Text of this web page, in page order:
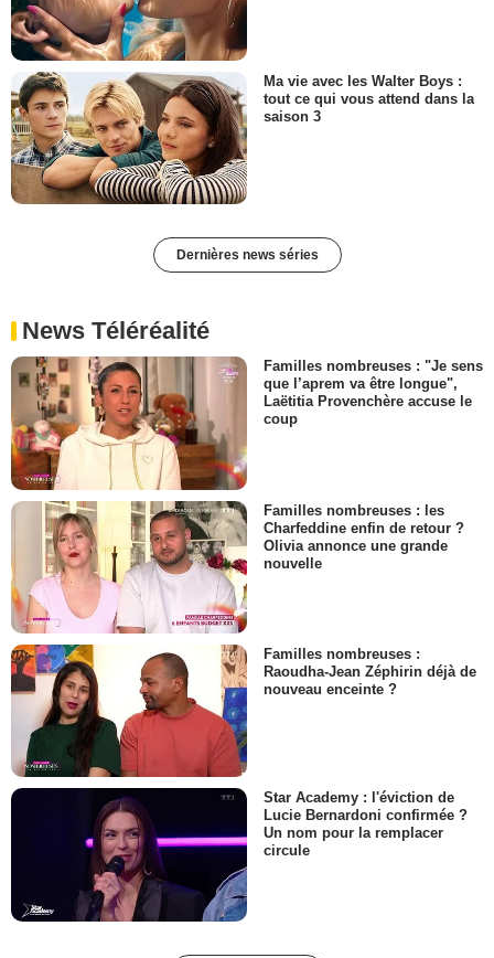
Ma vie avec les Walter Boys :
tout ce qui vous attend dans la
saison 3
Dernières news séries
News Téléréalité
Familles nombreuses : "Je sens
que l’aprem va être longue",
Laëtitia Provenchère accuse le
coup
Familles nombreuses : les
Charfeddine enfin de retour ?
Olivia annonce une grande
nouvelle
Familles nombreuses :
Raoudha-Jean Zéphirin déjà de
nouveau enceinte ?
Star Academy : l'éviction de
Lucie Bernardoni confirmée ?
Un nom pour la remplacer
circule